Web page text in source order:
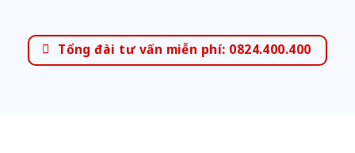
Tổng đài tư vấn miễn phí: 0824.400.400